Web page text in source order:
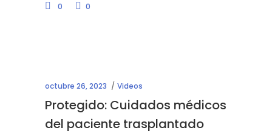
0
0
octubre 26, 2023 Videos
Protegido: Cuidados médicos
del paciente trasplantado